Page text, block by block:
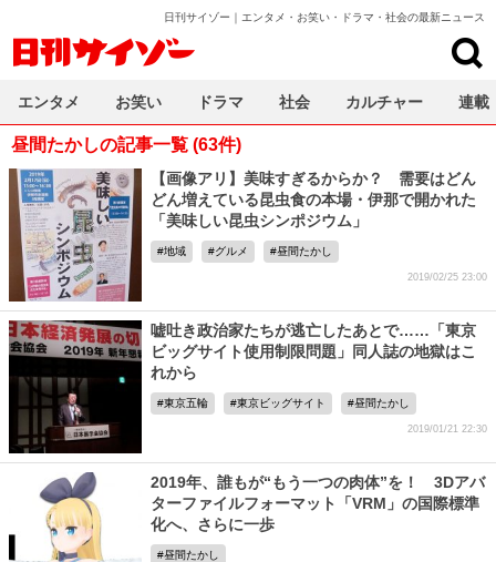
日刊サイゾー｜エンタメ・お笑い・ドラマ・社会の最新ニュース
昼間たかしの記事一覧 (63件)
【画像アリ】美味すぎるからか？ 需要はどん
どん増えている昆虫食の本場・伊那で開かれた
「美味しい昆虫シンポジウム」
地域 グルメ 昼間たかし
2019/02/25 23:00
嘘吐き政治家たちが逃亡したあとで……「東京
ビッグサイト使用制限問題」同人誌の地獄はこ
れから
東京五輪 東京ビッグサイト 昼間たかし
2019/01/21 22:30
2019年、誰もが“もう一つの肉体”を！ 3Dアバ
ターファイルフォーマット「VRM」の国際標準
化へ、さらに一歩
昼間たかし
エンタメ お笑い ドラマ 社会 カルチャー 連載